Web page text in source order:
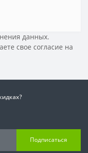
данных.
свое согласие на
Подписаться